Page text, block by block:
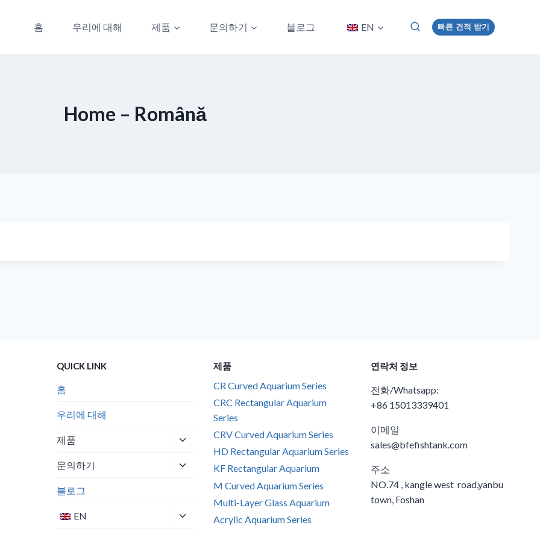
홈 우리에 대해 제품 문의하기 블로그 EN 빠른 견적 받기
Home – Română
QUICK LINK
홈
우리에 대해
제품
Toggle
menu
문의하기
Toggle
블로그
EN
Toggle
제품
CR Curved Aquarium Series
CRC Rectangular Aquarium
Series
CRV Curved Aquarium Series
HD Rectangular Aquarium Series
KF Rectangular Aquarium
M Curved Aquarium Series
Multi-Layer Glass Aquarium
Acrylic Aquarium Series
연락처 정보
전화/Whatsapp:
+86 15013339401
이메일
sales@bfefishtank.com
주소
NO.74 , kangle west road,yanbu
town, Foshan